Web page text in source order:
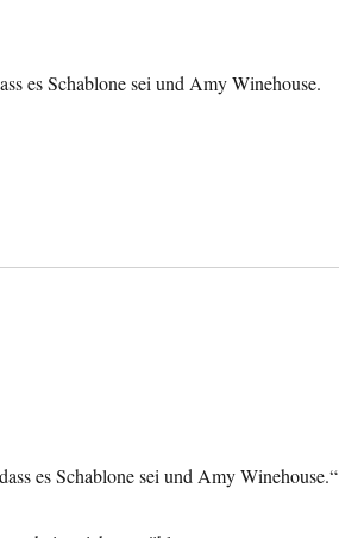
es Schablone sei und Amy Winehouse.
es Schablone sei und Amy Winehouse.“